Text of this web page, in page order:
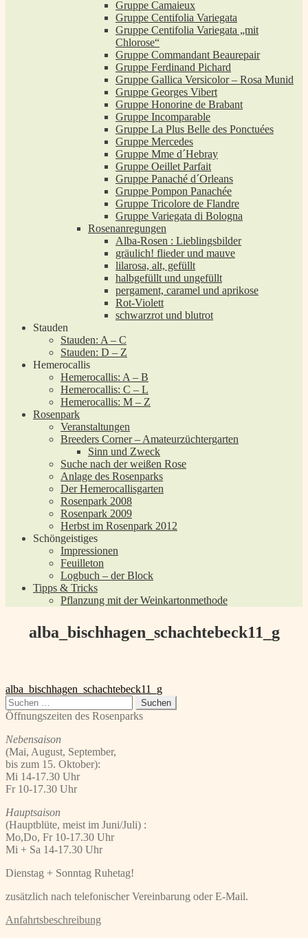
Gruppe Camaieux
Gruppe Centifolia Variegata
Gruppe Centifolia Variegata „mit
Chlorose“
Gruppe Commandant Beaurepair
Gruppe Ferdinand Pichard
Gruppe Gallica Versicolor – Rosa Munid
Gruppe Georges Vibert
Gruppe Honorine de Brabant
Gruppe Incomparable
Gruppe La Plus Belle des Ponctuées
Gruppe Mercedes
Gruppe Mme d´Hebray
Gruppe Oeillet Parfait
Gruppe Panaché d´Orleans
Gruppe Pompon Panachée
Gruppe Tricolore de Flandre
Gruppe Variegata di Bologna
Rosenanregungen
Alba-Rosen : Lieblingsbilder
gräulich! flieder und mauve
lilarosa, alt, gefüllt
halbgefüllt und ungefüllt
pergament, caramel und aprikose
Rot-Violett
schwarzrot und blutrot
Stauden
Stauden: A – C
Stauden: D – Z
Hemerocallis
Hemerocallis: A – B
Hemerocallis: C – L
Hemerocallis: M – Z
Rosenpark
Veranstaltungen
Breeders Corner – Amateurzüchtergarten
Sinn und Zweck
Suche nach der weißen Rose
Anlage des Rosenparks
Der Hemerocallisgarten
Rosenpark 2008
Rosenpark 2009
Herbst im Rosenpark 2012
Schöngeistiges
Impressionen
Feuilleton
Logbuch – der Block
Tipps & Tricks
Pflanzung mit der Weinkartonmethode
alba_bischhagen_schachtebeck11_g
Beitragsnavigation
Vorheriger
Beitrag:
alba_bischhagen_schachtebeck11_g
Suchen
nach:
Öffnungszeiten des Rosenparks
Nebensaison
(Mai, August, September,
bis zum 15. Oktober):
Mi 14-17.30 Uhr
Fr 10-17.30 Uhr
Hauptsaison
(Hauptblüte, meist im Juni/Juli) :
Mo,Do, Fr 10-17.30 Uhr
Mi + Sa 14-17.30 Uhr
Dienstag + Sonntag Ruhetag!
zusätzlich nach telefonischer Vereinbarung oder E-Mail.
Anfahrtsbeschreibung